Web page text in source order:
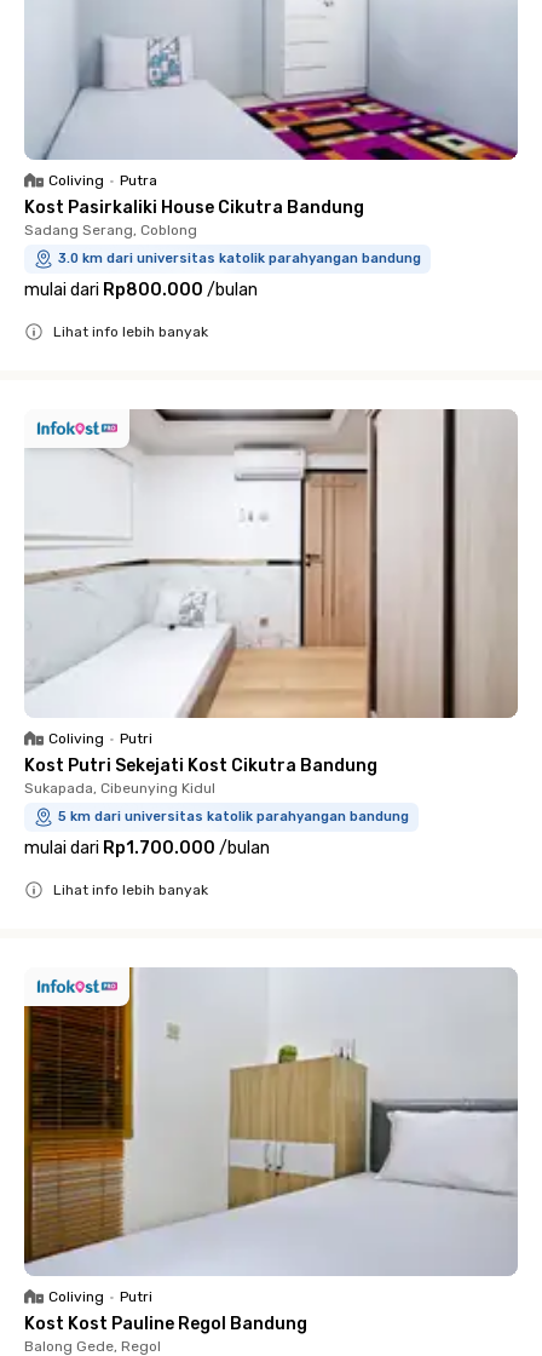
Coliving • Putra
Kost Pasirkaliki House Cikutra Bandung
Sadang Serang, Coblong
3.0 km dari universitas katolik parahyangan bandung
mulai dari Rp800.000 /bulan
Lihat info lebih banyak
Coliving • Putri
Kost Putri Sekejati Kost Cikutra Bandung
Sukapada, Cibeunying Kidul
5 km dari universitas katolik parahyangan bandung
mulai dari Rp1.700.000 /bulan
Lihat info lebih banyak
Coliving • Putri
Kost Kost Pauline Regol Bandung
Balong Gede, Regol